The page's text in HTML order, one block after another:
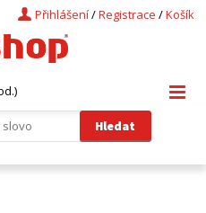
Košík
/
Registrace
/
Přihlášení